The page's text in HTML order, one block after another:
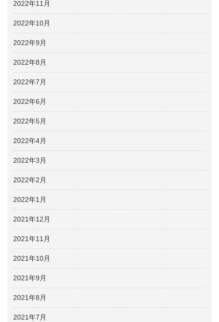
2022年11月
2022年10月
2022年9月
2022年8月
2022年7月
2022年6月
2022年5月
2022年4月
2022年3月
2022年2月
2022年1月
2021年12月
2021年11月
2021年10月
2021年9月
2021年8月
2021年7月